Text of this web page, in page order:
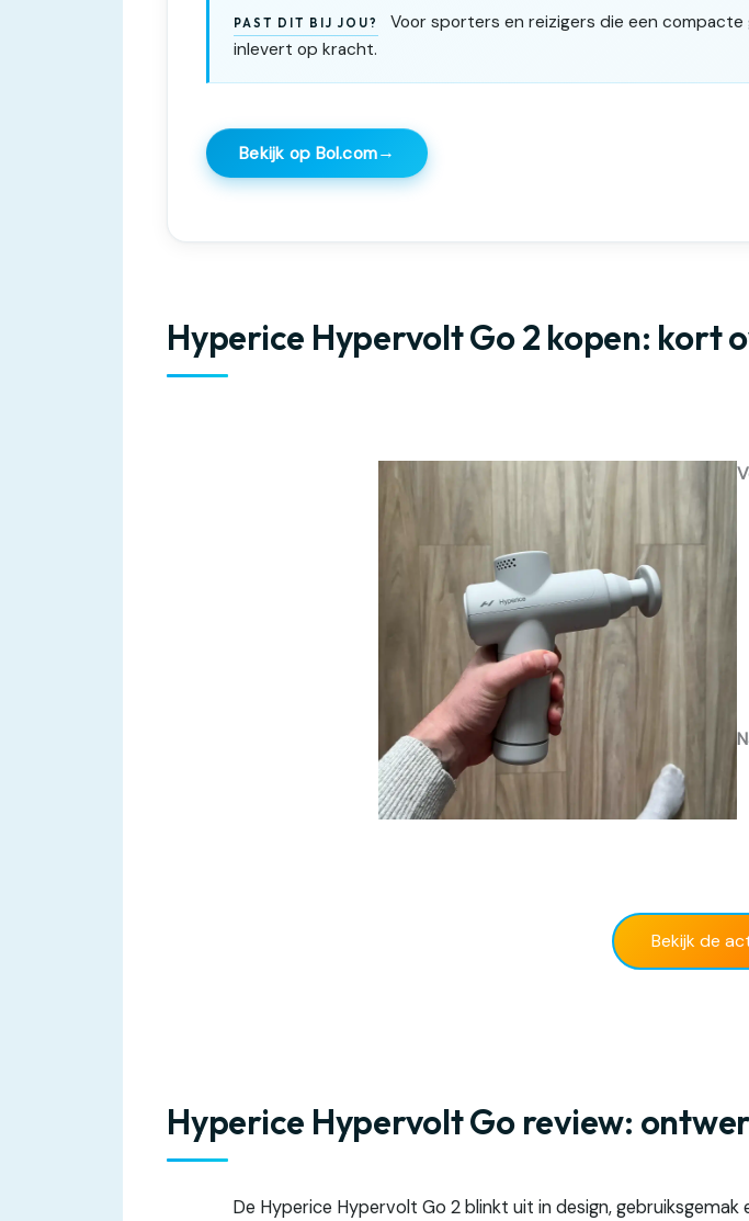
PAST DIT BIJ JOU?
Voor sporters en reizigers die een compacte
inlevert op kracht.
Bekijk op Bol.com→
Hyperice Hypervolt Go 2 kopen: kort
Bekijk de
Hyperice Hypervolt Go review:
De Hyperice Hypervolt Go 2 blinkt uit in design,